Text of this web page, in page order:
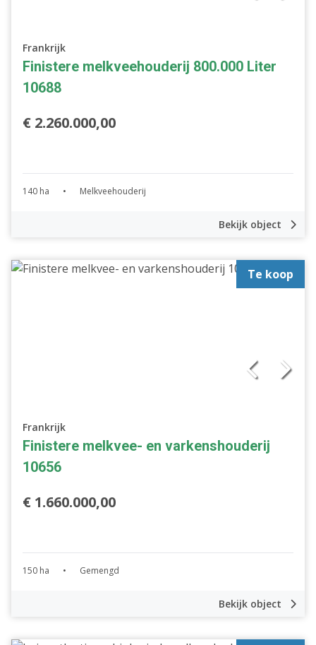
Frankrijk
Finistere melkveehouderij 800.000 Liter
10688
€ 2.260.000,00
140 ha • Melkveehouderij
Bekijk object
Te koop
Frankrijk
Finistere melkvee- en varkenshouderij
10656
€ 1.660.000,00
150 ha • Gemengd
Bekijk object